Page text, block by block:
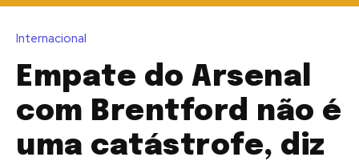
Internacional
Empate do Arsenal
com Brentford não é
uma catástrofe, diz